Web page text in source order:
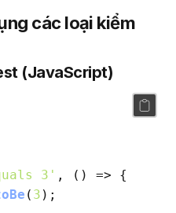
các loại kiểm
(JavaScript)
3' , () => {
( 3 );